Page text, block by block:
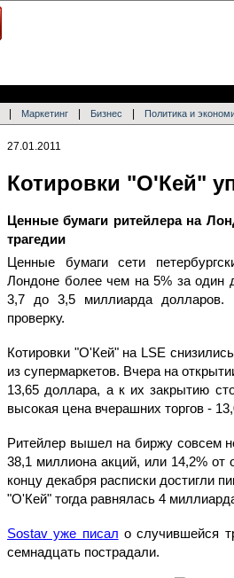
Маркетинг Бизнес Политика и
27.01.2011
Котировки "О'Кей"
Ценные бумаги ритейлера на
трагедии
Ценные бумаги сети
Лондоне более чем на 5% за один
3,7 до 3,5 миллиарда долларов.
проверку.
Котировки "О'Кей" на LSE
из супермаркетов. Вчера на
13,65 доллара, а к их закрытию
высокая цена вчерашних торгов -
Ритейлер вышел на биржу совсем
38,1 миллиона акций, или 14,2% от
концу декабря расписки достигли
"О'Кей" тогда равнялась 4
Sostav уже писал о случившейся
семнадцать пострадали.